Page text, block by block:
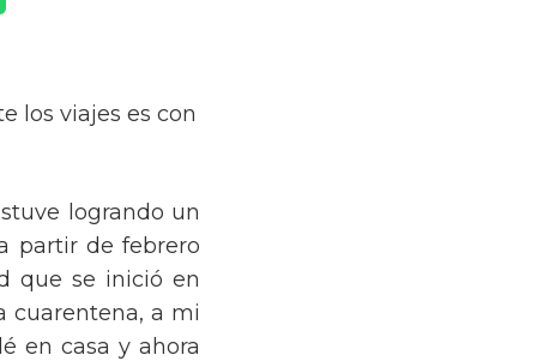
los viajes es con
logrando un
partir de febrero
que se inició en
cuarentena, a mi
en casa y ahora